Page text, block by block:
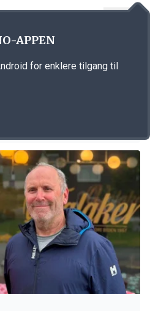
kylling
APPEN
for enklere tilgang til